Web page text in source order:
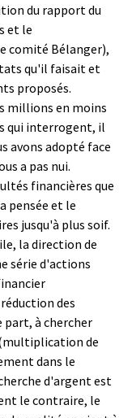
du rapport du
et le
comité Bélanger),
qu'il faisait et
proposés.
millions en moins
qui interrogent, il
avons adopté face
a pas nui.
financières que
pensée et le
jusqu'à plus soif.
la direction de
série d'actions
des
à chercher
(multiplication de
dans le
d'argent est
le contraire, le